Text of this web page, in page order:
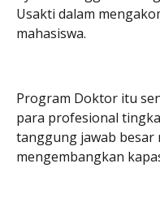
Usakti dalam
mahasiswa.
Program Doktor itu
para profesional
tanggung jawab besar
mengembangkan